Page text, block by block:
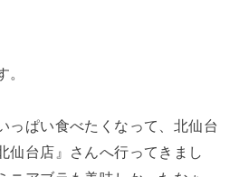
。
っぱい食べたくなって、北仙台
仙台店』さんへ行ってきまし